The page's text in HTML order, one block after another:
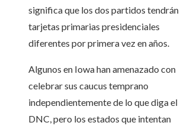
significa que los dos partidos tendrán
tarjetas primarias presidenciales
diferentes por primera vez en años.
Algunos en Iowa han amenazado con
celebrar sus caucus temprano
independientemente de lo que diga el
DNC, pero los estados que intentan